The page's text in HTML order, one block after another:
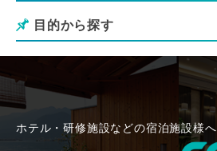
目的から探す
ホテル・研修施設などの宿泊施設様へ